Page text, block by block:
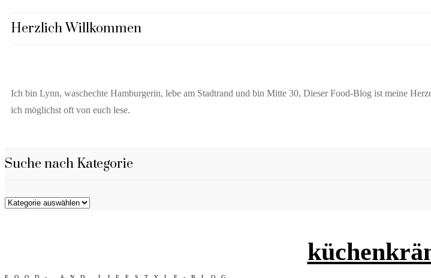
Herzlich Willkommen
Ich bin Lynn, waschechte Hamburgerin, lebe am Stadtrand und bin Mitte 30, Dieser Food-Blog ist meine
ich möglichst oft von euch lese.
Suche nach Kategorie
Suche